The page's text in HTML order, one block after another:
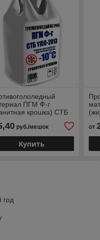
ПГМ Ф-г
крошка) СТБ
руб./мешок
Купить
от
год